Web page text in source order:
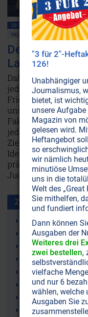
ZEITENSCHRIFT NR. 13, S.40
RELIGIONEN
Der unheilige
Land’ entzweit
Daß etwas faul ist
jedem auf, der das
uns die Medien im
Fakten vor. Nur
jedoch die
Ziele wirklich
Ideologien, die das
prägen, und die das
Judaismus und den
Zusammen benutzt
Weltgeschichte
Arabien
Palästina
Arabischer
Khasaren
Sepharden
Religion
Rassismus
"3 für 2"-
126!
Unabhängiger
Journalismus,
bietet, ist
unsere
Magazin von
gelesen wird.
Heftangebot
so
wir nämlich
minutiöse
uns in die
Welt des
Sie mithelfen,
und fundiert
Dann können
Ausgaben der
Weiteres drei
zwei bestellen,
vielfache
und nur 6
wählen, welche
Ausgaben Sie